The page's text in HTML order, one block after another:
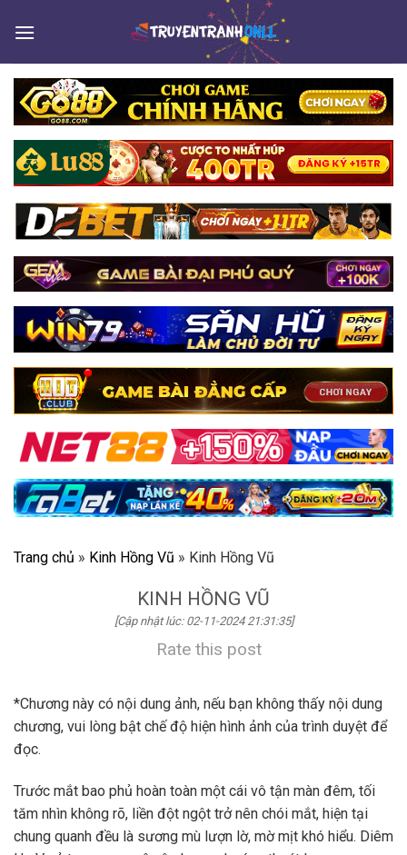
Trang chủ » Kinh Hồng Vũ » Kinh Hồng Vũ
KINH HỒNG VŨ
[Cập nhật lúc: 02-11-2024 21:31:35]
Rate this post
*Chương này có nội dung ảnh, nếu bạn không thấy nội dung
chương, vui lòng bật chế độ hiện hình ảnh của trình duyệt để
đọc.
Trước mắt bao phủ hoàn toàn một cái vô tận màn đêm, tối
tăm nhìn không rõ, liền đột ngột trở nên chói mắt, hiện tại
chung quanh đều là sương mù lượn lờ, mờ mịt khó hiểu. Diêm